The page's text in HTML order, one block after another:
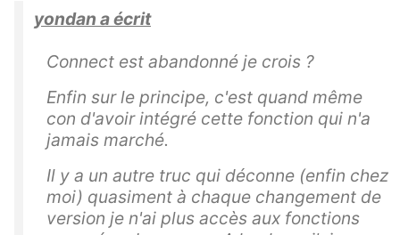
yondan a écrit
Connect est abandonné je crois ?
Enfin sur le principe, c'est quand même
con d'avoir intégré cette fonction qui n'a
jamais marché.
Il y a un autre truc qui déconne (enfin chez
moi) quasiment à chaque changement de
version je n'ai plus accès aux fonctions